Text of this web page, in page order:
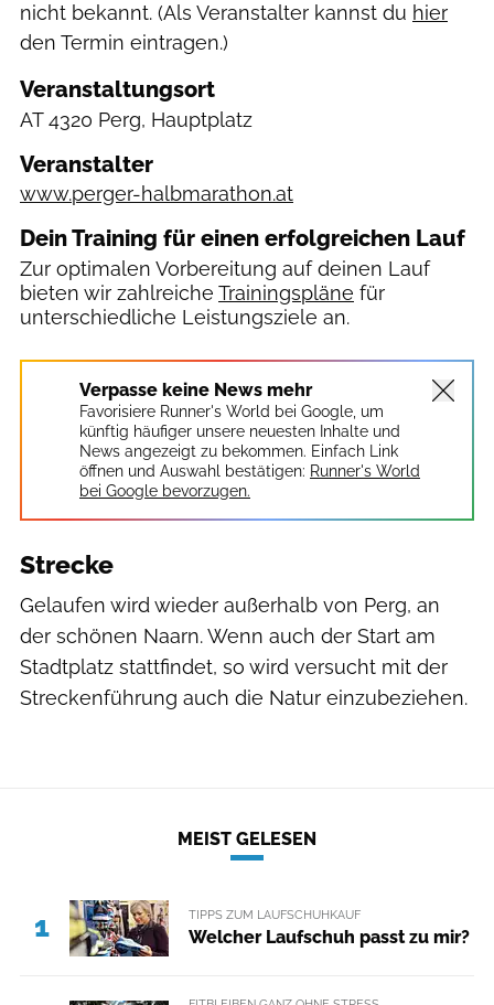
nicht bekannt. (Als Veranstalter kannst du hier
den Termin eintragen.)
Veranstaltungsort
AT4320 Perg, Hauptplatz
Veranstalter
www.perger-halbmarathon.at
Dein Training für einen erfolgreichen Lauf
Zur optimalen Vorbereitung auf deinen Lauf
bieten wir zahlreiche Trainingspläne für
unterschiedliche Leistungsziele an.
Verpasse keine News mehr
Favorisiere Runner's World bei Google, um
künftig häufiger unsere neuesten Inhalte und
News angezeigt zu bekommen. Einfach Link
öffnen und Auswahl bestätigen: Runner's World
bei Google bevorzugen.
Strecke
Gelaufen wird wieder außerhalb von Perg, an
der schönen Naarn. Wenn auch der Start am
Stadtplatz stattfindet, so wird versucht mit der
Streckenführung auch die Natur einzubeziehen.
MEIST GELESEN
1 TIPPS ZUM LAUFSCHUHKAUF
Welcher Laufschuh passt zu mir?